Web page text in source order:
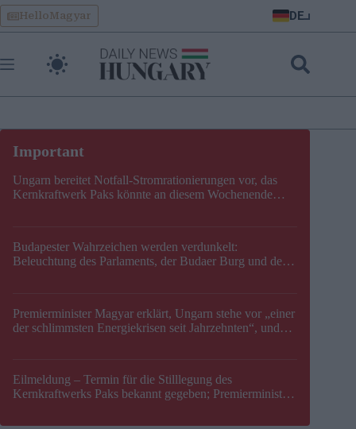
Skip
to
content
HelloMagyar DE
Ungarn bereitet Notfall-Stromrationierungen vor, das
Kernkraftwerk Paks könnte an diesem Wochenende
Budapester Wahrzeichen werden verdunkelt:
Beleuchtung des Parlaments, der Budaer Burg und der
Premierminister Magyar erklärt, Ungarn stehe vor „einer
der schlimmsten Energiekrisen seit Jahrzehnten“, und
Eilmeldung – Termin für die Stilllegung des
Kernkraftwerks Paks bekannt gegeben; Premierminister